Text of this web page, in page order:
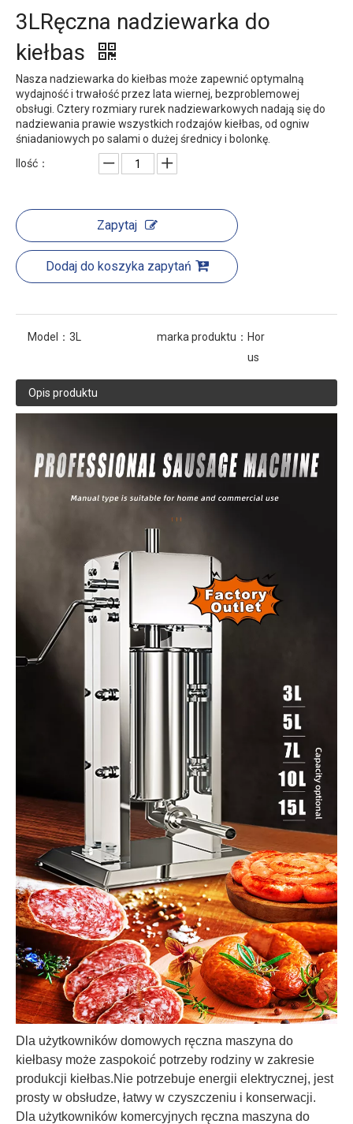
3LRęczna nadziewarka do
kiełbas
Nasza nadziewarka do kiełbas może zapewnić optymalną
wydajność i trwałość przez lata wiernej, bezproblemowej
obsługi. Cztery rozmiary rurek nadziewarkowych nadają się do
nadziewania prawie wszystkich rodzajów kiełbas, od ogniw
śniadaniowych po salami o dużej średnicy i bolonkę.
Ilość：
Zapytaj
Dodaj do koszyka zapytań
Model： 3L marka produktu： Hor
us
Opis produktu
Dla użytkowników domowych ręczna maszyna do
kiełbasy może zaspokoić potrzeby rodziny w zakresie
produkcji kiełbas.Nie potrzebuje energii elektrycznej, jest
prosty w obsłudze, łatwy w czyszczeniu i konserwacji.
Dla użytkowników komercyjnych ręczna maszyna do